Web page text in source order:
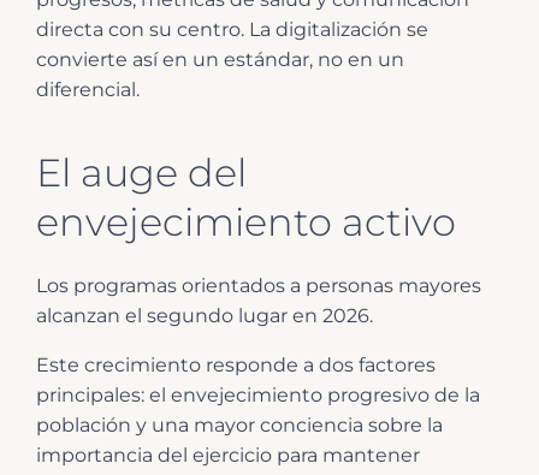
directa con su centro. La digitalización se
convierte así en un estándar, no en un
diferencial.
El auge del
envejecimiento activo
Los programas orientados a personas mayores
alcanzan el segundo lugar en 2026.
Este crecimiento responde a dos factores
principales: el envejecimiento progresivo de la
población y una mayor conciencia sobre la
importancia del ejercicio para mantener